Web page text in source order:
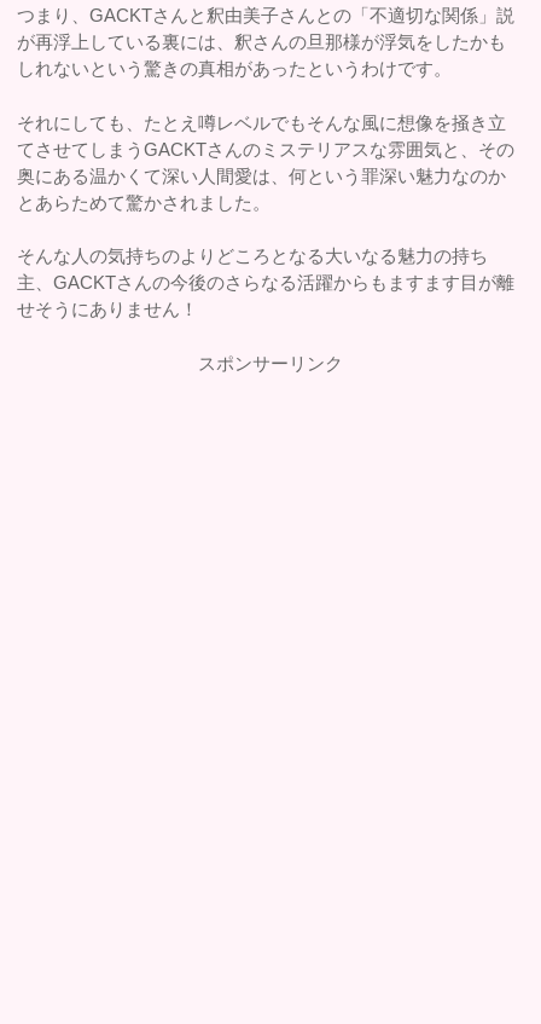
つまり、GACKTさんと釈由美子さんとの「不適切な関係」説
が再浮上している裏には、釈さんの旦那様が浮気をしたかも
しれないという驚きの真相があったというわけです。
それにしても、たとえ噂レベルでもそんな風に想像を掻き立
てさせてしまうGACKTさんのミステリアスな雰囲気と、その
奥にある温かくて深い人間愛は、何という罪深い魅力なのか
とあらためて驚かされました。
そんな人の気持ちのよりどころとなる大いなる魅力の持ち
主、GACKTさんの今後のさらなる活躍からもますます目が離
せそうにありません！
スポンサーリンク